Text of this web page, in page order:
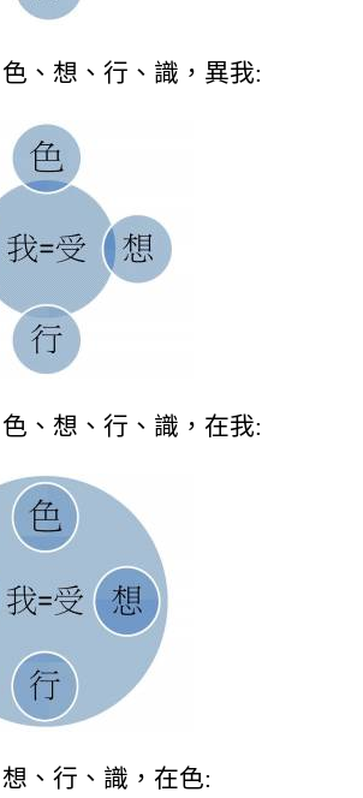
、想、行、識，異我:
、想、行、識，在我:
、行、識，在色: